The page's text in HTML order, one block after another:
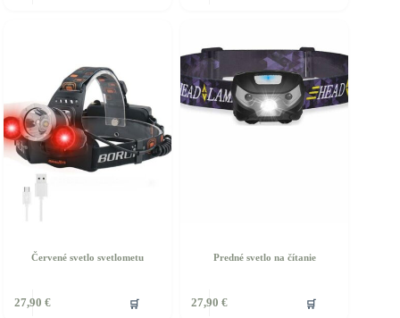
Červené svetlo svetlometu
27,90 € 🛒
Predné svetlo na čítanie
27,90 € 🛒